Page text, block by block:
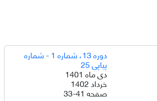
دوره 13، شماره 1 - شماره
پیاپی 25
دی ماه 1401
خرداد 1402
صفحه 33-41